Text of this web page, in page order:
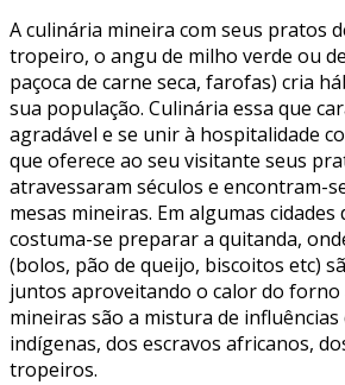
A culinária mineira com seus pratos
tropeiro, o angu de milho verde ou
paçoca de carne seca, farofas) cria
sua população. Culinária essa que
agradável e se unir à hospitalidade
que oferece ao seu visitante seus
atravessaram séculos e encontram-
mesas mineiras. Em algumas
costuma-se preparar a quitanda,
(bolos, pão de queijo, biscoitos etc)
juntos aproveitando o calor do forno
mineiras são a mistura de influências
indígenas, dos escravos africanos,
tropeiros.